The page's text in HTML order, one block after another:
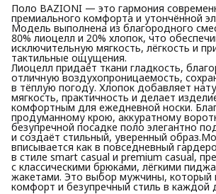
Поло BAZIONI — это гармония
премиального комфорта и утончённой
Модель выполнена из благородного
80% лиоцелл и 20% хлопок, что
исключительную мягкость, лёгкость и
тактильные ощущения.
Лиоцелл придаёт ткани гладкость,
отличную воздухопроницаемость,
в тёплую погоду. Хлопок добавляет
мягкость, практичность и делает
комфортным для ежедневной носки.
продуманному крою, аккуратному
безупречной посадке поло элегантно
и создаёт стильный, уверенный
вписывается как в повседневный
в стиле smart casual и premium casual,
с классическими брюками, лёгкими
жакетами. Это выбор мужчины, который
комфорт и безупречный стиль в каждой